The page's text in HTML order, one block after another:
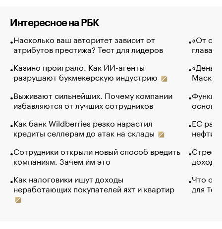
Интересное на РБК
Насколько ваш авторитет зависит от
атрибутов престижа? Тест для лидеров
Казино проиграло. Как ИИ-агенты
разрушают букмекерскую индустрию
Выживают сильнейших. Почему компании
избавляются от лучших сотрудников
Как банк Wildberries резко нарастил
кредиты селлерам до атак на склады
Сотрудники открыли новый способ вредить
компаниям. Зачем им это
Как налоговики ищут доходы
неработающих покупателей яхт и квартир
«От
глава
Маск в
основ
ЕС
нефти
Что
для